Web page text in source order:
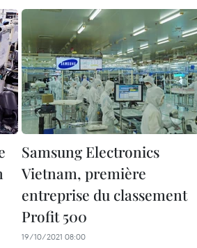
Samsung Electronics
Vietnam, première
entreprise du classement
Profit 500
19/10/2021 08:00